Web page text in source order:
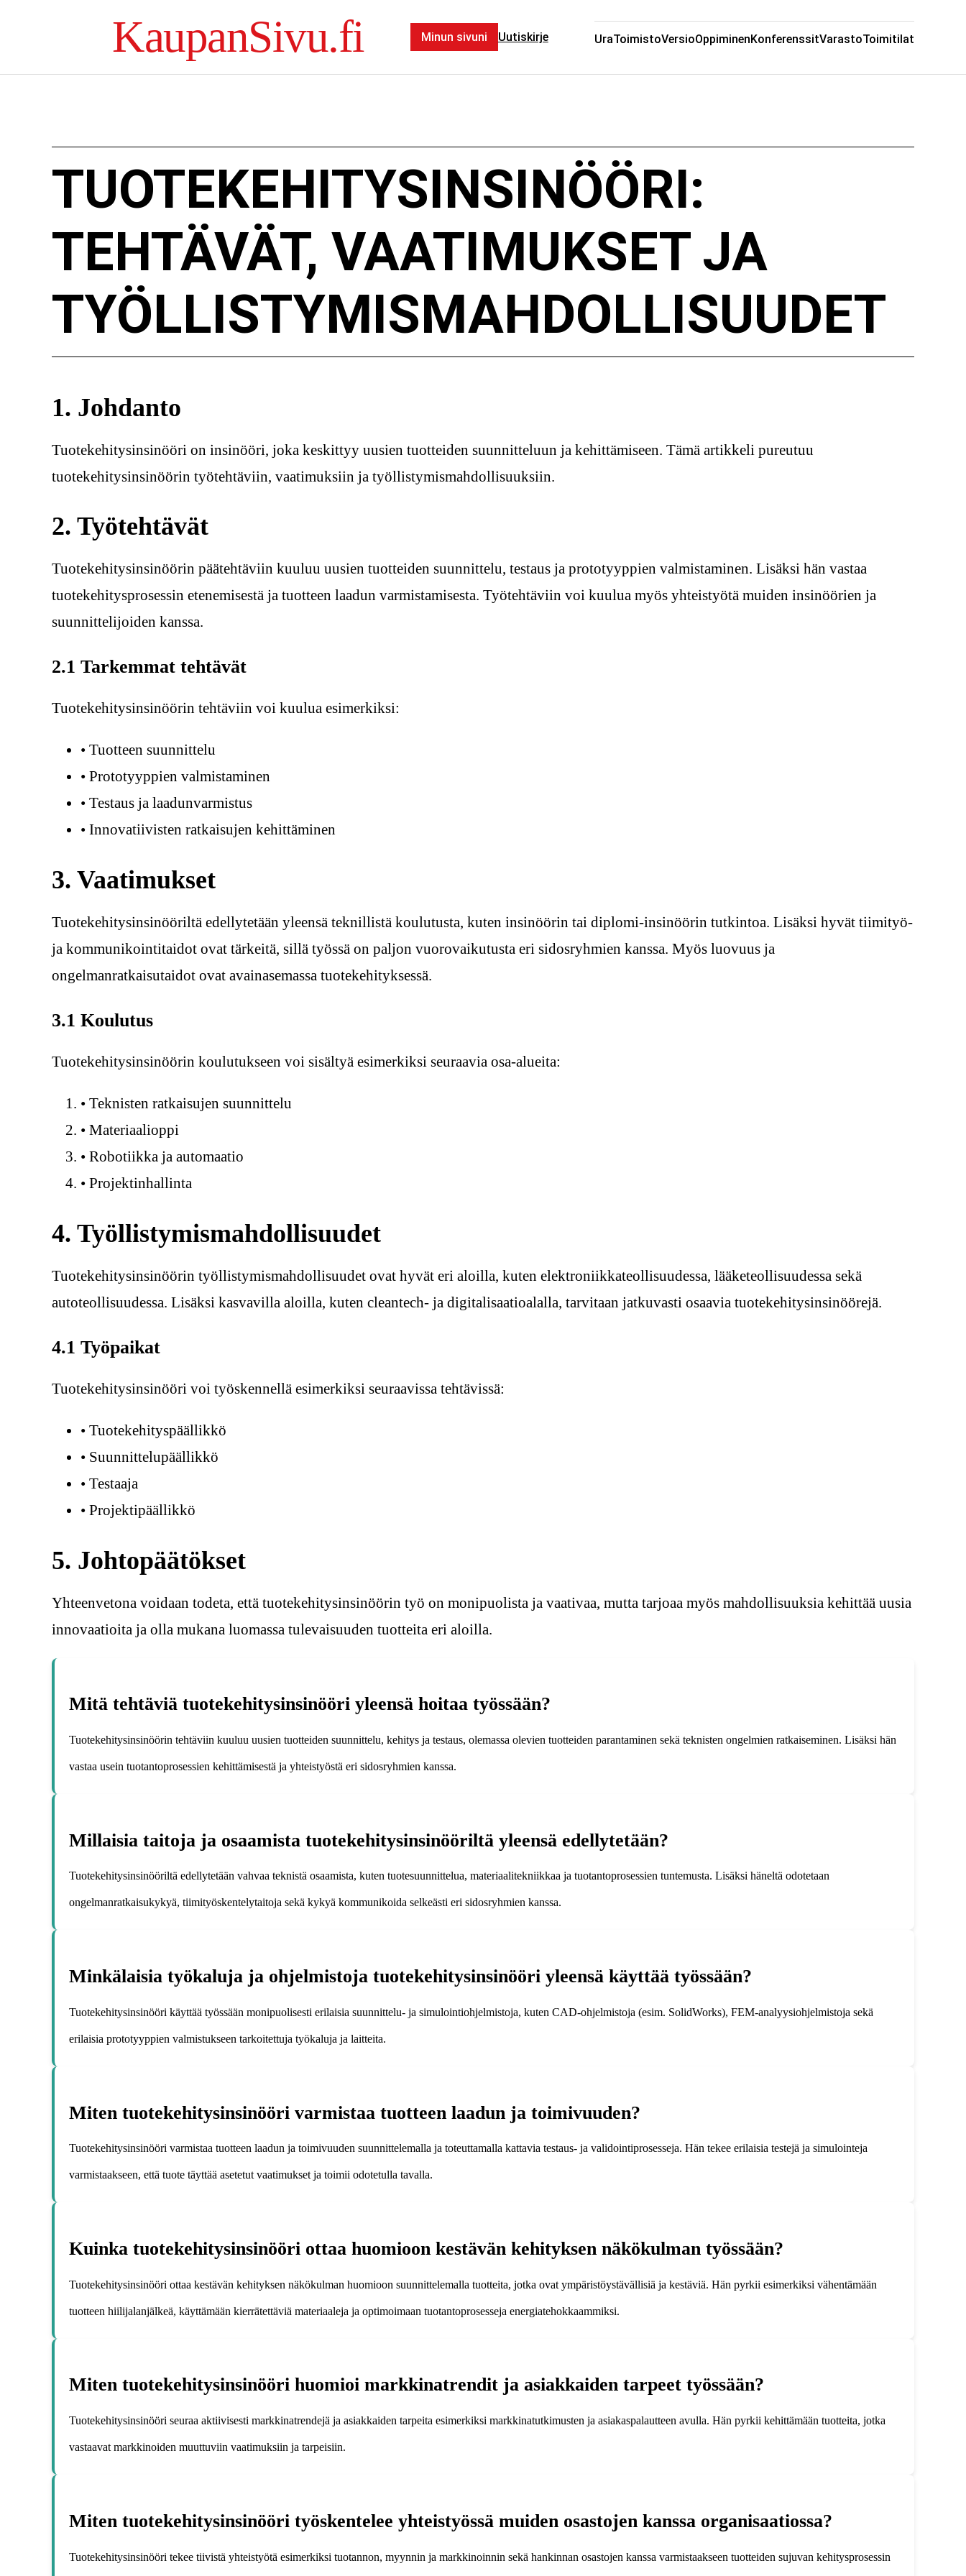
KaupanSivu.fi UraToimistoVersioOppiminenKonferenssitVarastoToimitilat
Minun sivuni Uutiskirje
TUOTEKEHITYSINSINÖÖRI:
TEHTÄVÄT, VAATIMUKSET JA
TYÖLLISTYMISMAHDOLLISUUDET
1. Johdanto
Tuotekehitysinsinööri on insinööri, joka keskittyy uusien tuotteiden suunnitteluun ja kehittämiseen. Tämä artikkeli pureutuu
tuotekehitysinsinöörin työtehtäviin, vaatimuksiin ja työllistymismahdollisuuksiin.
2. Työtehtävät
Tuotekehitysinsinöörin päätehtäviin kuuluu uusien tuotteiden suunnittelu, testaus ja prototyyppien valmistaminen. Lisäksi hän vastaa
tuotekehitysprosessin etenemisestä ja tuotteen laadun varmistamisesta. Työtehtäviin voi kuulua myös yhteistyötä muiden insinöörien ja
suunnittelijoiden kanssa.
2.1 Tarkemmat tehtävät
Tuotekehitysinsinöörin tehtäviin voi kuulua esimerkiksi:
• Tuotteen suunnittelu
• Prototyyppien valmistaminen
• Testaus ja laadunvarmistus
• Innovatiivisten ratkaisujen kehittäminen
3. Vaatimukset
Tuotekehitysinsinööriltä edellytetään yleensä teknillistä koulutusta, kuten insinöörin tai diplomi-insinöörin tutkintoa. Lisäksi hyvät tiimityö-
ja kommunikointitaidot ovat tärkeitä, sillä työssä on paljon vuorovaikutusta eri sidosryhmien kanssa. Myös luovuus ja
ongelmanratkaisutaidot ovat avainasemassa tuotekehityksessä.
3.1 Koulutus
Tuotekehitysinsinöörin koulutukseen voi sisältyä esimerkiksi seuraavia osa-alueita:
• Teknisten ratkaisujen suunnittelu
• Materiaalioppi
• Robotiikka ja automaatio
• Projektinhallinta
4. Työllistymismahdollisuudet
Tuotekehitysinsinöörin työllistymismahdollisuudet ovat hyvät eri aloilla, kuten elektroniikkateollisuudessa, lääketeollisuudessa sekä
autoteollisuudessa. Lisäksi kasvavilla aloilla, kuten cleantech- ja digitalisaatioalalla, tarvitaan jatkuvasti osaavia tuotekehitysinsinöörejä.
4.1 Työpaikat
Tuotekehitysinsinööri voi työskennellä esimerkiksi seuraavissa tehtävissä:
• Tuotekehityspäällikkö
• Suunnittelupäällikkö
• Testaaja
• Projektipäällikkö
5. Johtopäätökset
Yhteenvetona voidaan todeta, että tuotekehitysinsinöörin työ on monipuolista ja vaativaa, mutta tarjoaa myös mahdollisuuksia kehittää uusia
innovaatioita ja olla mukana luomassa tulevaisuuden tuotteita eri aloilla.
Mitä tehtäviä tuotekehitysinsinööri yleensä hoitaa työssään?
Tuotekehitysinsinöörin tehtäviin kuuluu uusien tuotteiden suunnittelu, kehitys ja testaus, olemassa olevien tuotteiden parantaminen sekä teknisten ongelmien ratkaiseminen. Lisäksi hän
vastaa usein tuotantoprosessien kehittämisestä ja yhteistyöstä eri sidosryhmien kanssa.
Millaisia taitoja ja osaamista tuotekehitysinsinööriltä yleensä edellytetään?
Tuotekehitysinsinööriltä edellytetään vahvaa teknistä osaamista, kuten tuotesuunnittelua, materiaalitekniikkaa ja tuotantoprosessien tuntemusta. Lisäksi häneltä odotetaan
ongelmanratkaisukykyä, tiimityöskentelytaitoja sekä kykyä kommunikoida selkeästi eri sidosryhmien kanssa.
Minkälaisia työkaluja ja ohjelmistoja tuotekehitysinsinööri yleensä käyttää työssään?
Tuotekehitysinsinööri käyttää työssään monipuolisesti erilaisia suunnittelu- ja simulointiohjelmistoja, kuten CAD-ohjelmistoja (esim. SolidWorks), FEM-analyysiohjelmistoja sekä
erilaisia prototyyppien valmistukseen tarkoitettuja työkaluja ja laitteita.
Miten tuotekehitysinsinööri varmistaa tuotteen laadun ja toimivuuden?
Tuotekehitysinsinööri varmistaa tuotteen laadun ja toimivuuden suunnittelemalla ja toteuttamalla kattavia testaus- ja validointiprosesseja. Hän tekee erilaisia testejä ja simulointeja
varmistaakseen, että tuote täyttää asetetut vaatimukset ja toimii odotetulla tavalla.
Kuinka tuotekehitysinsinööri ottaa huomioon kestävän kehityksen näkökulman työssään?
Tuotekehitysinsinööri ottaa kestävän kehityksen näkökulman huomioon suunnittelemalla tuotteita, jotka ovat ympäristöystävällisiä ja kestäviä. Hän pyrkii esimerkiksi vähentämään
tuotteen hiilijalanjälkeä, käyttämään kierrätettäviä materiaaleja ja optimoimaan tuotantoprosesseja energiatehokkaammiksi.
Miten tuotekehitysinsinööri huomioi markkinatrendit ja asiakkaiden tarpeet työssään?
Tuotekehitysinsinööri seuraa aktiivisesti markkinatrendejä ja asiakkaiden tarpeita esimerkiksi markkinatutkimusten ja asiakaspalautteen avulla. Hän pyrkii kehittämään tuotteita, jotka
vastaavat markkinoiden muuttuviin vaatimuksiin ja tarpeisiin.
Miten tuotekehitysinsinööri työskentelee yhteistyössä muiden osastojen kanssa organisaatiossa?
Tuotekehitysinsinööri tekee tiivistä yhteistyötä esimerkiksi tuotannon, myynnin ja markkinoinnin sekä hankinnan osastojen kanssa varmistaakseen tuotteiden sujuvan kehitysprosessin